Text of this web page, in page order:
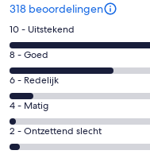
318 beoordelingen
Gastenscore:
10
-
Uitstekend.
184
van
318
beoordelingen
10 - Uitstekend
Gastenscore:
8
-
Goed.
98
van
8 - Goed
Gastenscore:
6
-
Redelijk.
21
6 - Redelijk
Gastenscore:
4
-
4 - Matig
Gastenscore:
2
2 - Ontzettend slecht